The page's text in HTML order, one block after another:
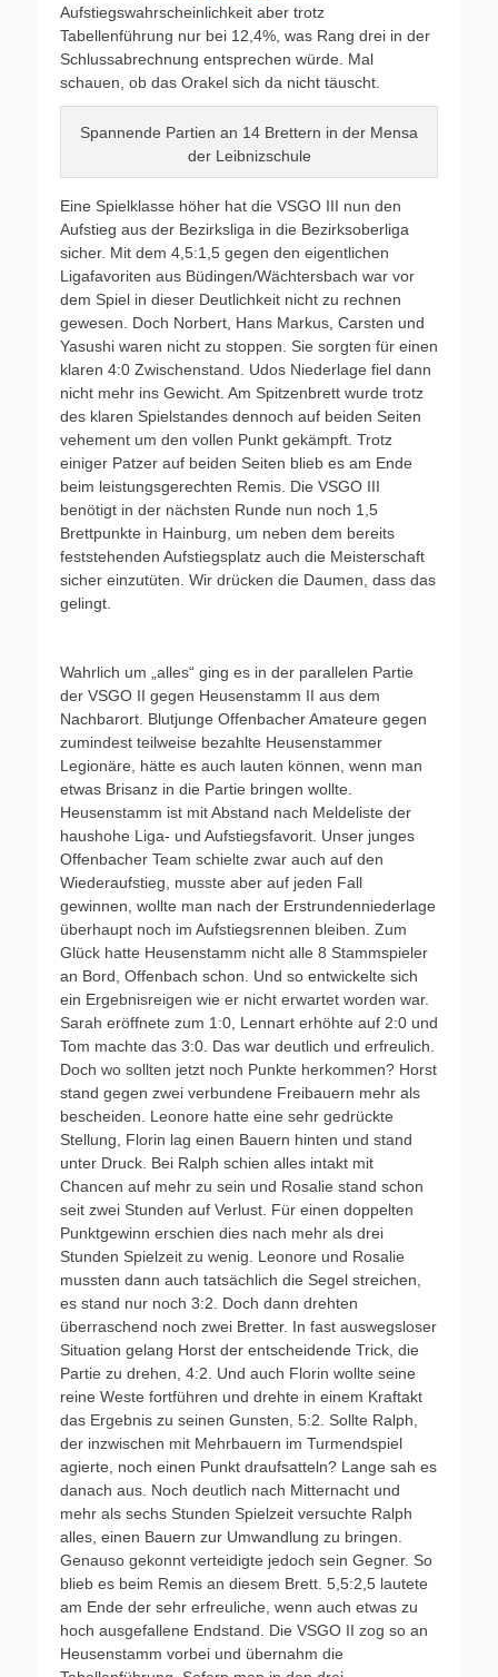
Aufstiegswahrscheinlichkeit aber trotz
Tabellenführung nur bei 12,4%, was Rang drei in der
Schlussabrechnung entsprechen würde. Mal
schauen, ob das Orakel sich da nicht täuscht.
Spannende Partien an 14 Brettern in der Mensa
der Leibnizschule
Eine Spielklasse höher hat die VSGO III nun den
Aufstieg aus der Bezirksliga in die Bezirksoberliga
sicher. Mit dem 4,5:1,5 gegen den eigentlichen
Ligafavoriten aus Büdingen/Wächtersbach war vor
dem Spiel in dieser Deutlichkeit nicht zu rechnen
gewesen. Doch Norbert, Hans Markus, Carsten und
Yasushi waren nicht zu stoppen. Sie sorgten für einen
klaren 4:0 Zwischenstand. Udos Niederlage fiel dann
nicht mehr ins Gewicht. Am Spitzenbrett wurde trotz
des klaren Spielstandes dennoch auf beiden Seiten
vehement um den vollen Punkt gekämpft. Trotz
einiger Patzer auf beiden Seiten blieb es am Ende
beim leistungsgerechten Remis. Die VSGO III
benötigt in der nächsten Runde nun noch 1,5
Brettpunkte in Hainburg, um neben dem bereits
feststehenden Aufstiegsplatz auch die Meisterschaft
sicher einzutüten. Wir drücken die Daumen, dass das
gelingt.
Wahrlich um „alles“ ging es in der parallelen Partie
der VSGO II gegen Heusenstamm II aus dem
Nachbarort. Blutjunge Offenbacher Amateure gegen
zumindest teilweise bezahlte Heusenstammer
Legionäre, hätte es auch lauten können, wenn man
etwas Brisanz in die Partie bringen wollte.
Heusenstamm ist mit Abstand nach Meldeliste der
haushohe Liga- und Aufstiegsfavorit. Unser junges
Offenbacher Team schielte zwar auch auf den
Wiederaufstieg, musste aber auf jeden Fall
gewinnen, wollte man nach der Erstrundenniederlage
überhaupt noch im Aufstiegsrennen bleiben. Zum
Glück hatte Heusenstamm nicht alle 8 Stammspieler
an Bord, Offenbach schon. Und so entwickelte sich
ein Ergebnisreigen wie er nicht erwartet worden war.
Sarah eröffnete zum 1:0, Lennart erhöhte auf 2:0 und
Tom machte das 3:0. Das war deutlich und erfreulich.
Doch wo sollten jetzt noch Punkte herkommen? Horst
stand gegen zwei verbundene Freibauern mehr als
bescheiden. Leonore hatte eine sehr gedrückte
Stellung, Florin lag einen Bauern hinten und stand
unter Druck. Bei Ralph schien alles intakt mit
Chancen auf mehr zu sein und Rosalie stand schon
seit zwei Stunden auf Verlust. Für einen doppelten
Punktgewinn erschien dies nach mehr als drei
Stunden Spielzeit zu wenig. Leonore und Rosalie
mussten dann auch tatsächlich die Segel streichen,
es stand nur noch 3:2. Doch dann drehten
überraschend noch zwei Bretter. In fast auswegsloser
Situation gelang Horst der entscheidende Trick, die
Partie zu drehen, 4:2. Und auch Florin wollte seine
reine Weste fortführen und drehte in einem Kraftakt
das Ergebnis zu seinen Gunsten, 5:2. Sollte Ralph,
der inzwischen mit Mehrbauern im Turmendspiel
agierte, noch einen Punkt draufsatteln? Lange sah es
danach aus. Noch deutlich nach Mitternacht und
mehr als sechs Stunden Spielzeit versuchte Ralph
alles, einen Bauern zur Umwandlung zu bringen.
Genauso gekonnt verteidigte jedoch sein Gegner. So
blieb es beim Remis an diesem Brett. 5,5:2,5 lautete
am Ende der sehr erfreuliche, wenn auch etwas zu
hoch ausgefallene Endstand. Die VSGO II zog so an
Heusenstamm vorbei und übernahm die